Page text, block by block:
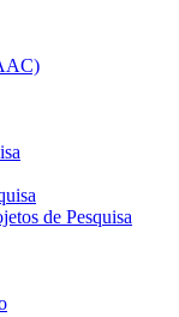
de Pesquisa